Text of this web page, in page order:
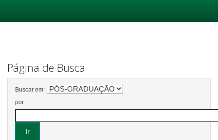
Página de Busca
Buscar em:
por